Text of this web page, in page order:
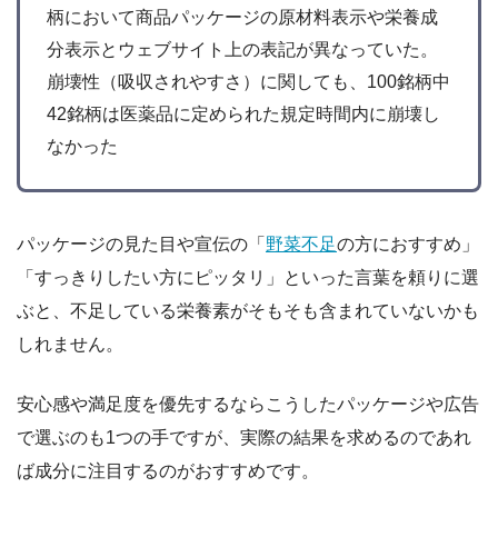
柄において商品パッケージの原材料表示や栄養成
分表示とウェブサイト上の表記が異なっていた。
崩壊性（吸収されやすさ）に関しても、100銘柄中
42銘柄は医薬品に定められた規定時間内に崩壊し
なかった
パッケージの見た目や宣伝の「 野菜不足の方におすすめ」
「すっきりしたい方にピッタリ」といった言葉を頼りに選
ぶと、不足している栄養素がそもそも含まれていないかも
しれません。
安心感や満足度を優先するならこうしたパッケージや広告
で選ぶのも1つの手ですが、実際の結果を求めるのであれ
ば成分に注目するのがおすすめです。